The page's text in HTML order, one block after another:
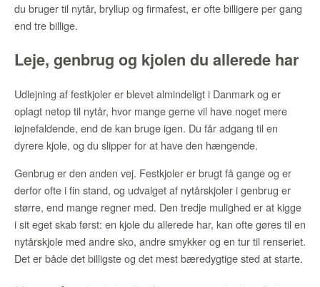
du bruger til nytår, bryllup og firmafest, er ofte billigere per gang
end tre billige.
Leje, genbrug og kjolen du allerede har
Udlejning af festkjoler er blevet almindeligt i Danmark og er
oplagt netop til nytår, hvor mange gerne vil have noget mere
iøjnefaldende, end de kan bruge igen. Du får adgang til en
dyrere kjole, og du slipper for at have den hængende.
Genbrug er den anden vej. Festkjoler er brugt få gange og er
derfor ofte i fin stand, og udvalget af nytårskjoler i genbrug er
større, end mange regner med. Den tredje mulighed er at kigge
i sit eget skab først: en kjole du allerede har, kan ofte gøres til en
nytårskjole med andre sko, andre smykker og en tur til renseriet.
Det er både det billigste og det mest bæredygtige sted at starte.